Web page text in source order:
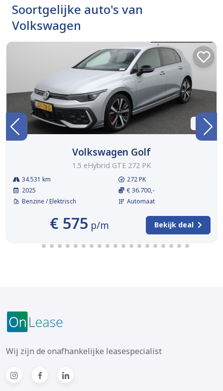
Soortgelijke auto's van
Volkswagen
BTW
Volkswagen Golf
1.5 eHybrid GTE 272 PK
34.531 km
2025
Benzine / Elektrisch
272 PK
€ 36.700,-
Automaat
€ 575 p/m Bekijk deal
Wij zijn de onafhankelijke leasespecialist